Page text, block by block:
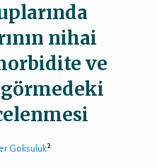
nihai
ve
Goksuluk2